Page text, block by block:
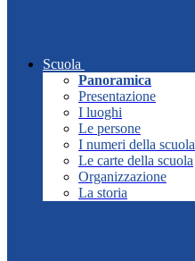
Scuola
Panoramica
Presentazione
I luoghi
Le persone
I numeri della scuola
Le carte della scuola
Organizzazione
La storia